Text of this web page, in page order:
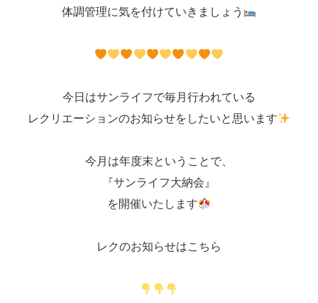
体調管理に気を付けていきましょう
今日はサンライフで毎月行われている
レクリエーションのお知らせをしたいと思います
今月は年度末ということで、
『サンライフ大納会』
を開催いたします
レクのお知らせはこちら